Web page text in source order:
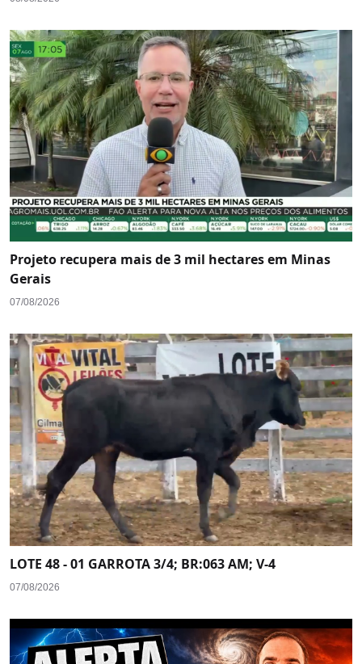
Projeto recupera mais de 3 mil hectares em Minas
Gerais
07/08/2026
LOTE 48 - 01 GARROTA 3/4; BR:063 AM; V-4
07/08/2026